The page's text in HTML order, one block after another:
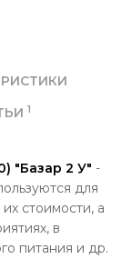
1
"Базар 2 У" -
для
стоимости, а
в
питания и др.